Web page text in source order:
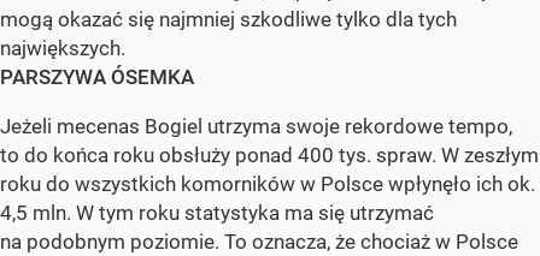
mogą okazać się najmniej szkodliwe tylko dla tych
największych.
PARSZYWA ÓSEMKA
Jeżeli mecenas Bogiel utrzyma swoje rekordowe tempo,
to do końca roku obsłuży ponad 400 tys. spraw. W zeszłym
roku do wszystkich komorników w Polsce wpłynęło ich ok.
4,5 mln. W tym roku statystyka ma się utrzymać
na podobnym poziomie. To oznacza, że chociaż w Polsce